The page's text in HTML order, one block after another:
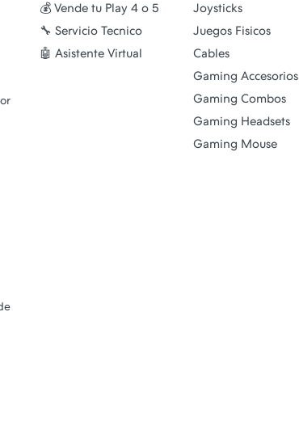
💰 Vende tu Play 4 o 5
🔧 Servicio Tecnico
🤖 Asistente Virtual
Joysticks
Juegos Fisicos
Cables
Gaming Accesorios
Gaming Combos
Gaming Headsets
Gaming Mouse